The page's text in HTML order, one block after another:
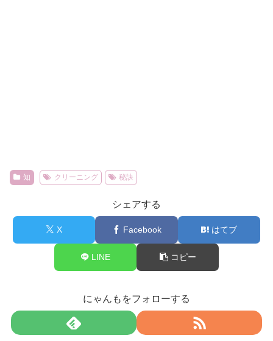
知 クリーニング 秘訣
シェアする
X Facebook はてブ
LINE コピー
にゃんもをフォローする